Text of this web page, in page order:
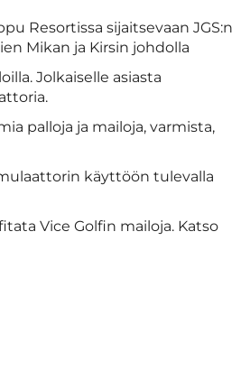
Resortissa sijaitsevaan JGS:n
Mikan ja Kirsin johdolla
Jolkaiselle asiasta
palloja ja mailoja, varmista,
käyttöön tulevalla
Vice Golfin mailoja. Katso